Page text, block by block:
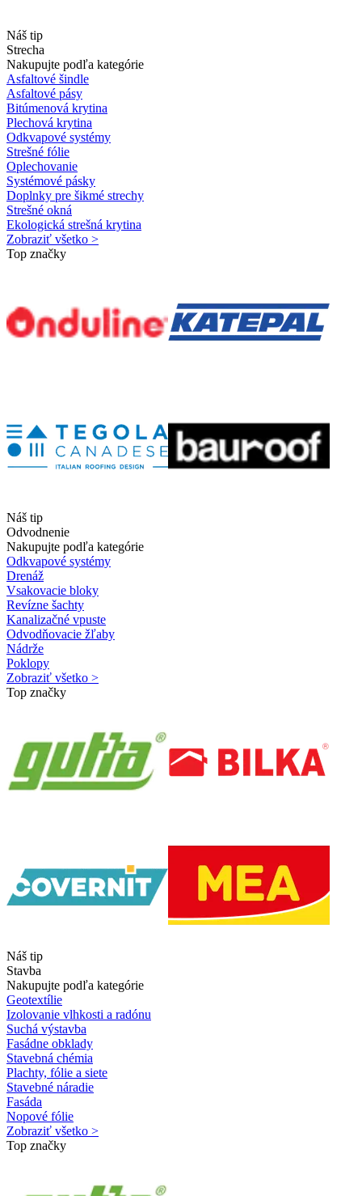
Náš tip
Strecha
Nakupujte podľa kategórie
Asfaltové šindle
Asfaltové pásy
Bitúmenová krytina
Plechová krytina
Odkvapové systémy
Strešné fólie
Oplechovanie
Systémové pásky
Doplnky pre šikmé strechy
Strešné okná
Ekologická strešná krytina
Zobraziť všetko >
Top značky
Náš tip
Odvodnenie
Nakupujte podľa kategórie
Odkvapové systémy
Drenáž
Vsakovacie bloky
Revízne šachty
Kanalizačné vpuste
Odvodňovacie žľaby
Nádrže
Poklopy
Zobraziť všetko >
Top značky
Náš tip
Stavba
Nakupujte podľa kategórie
Geotextílie
Izolovanie vlhkosti a radónu
Suchá výstavba
Fasádne obklady
Stavebná chémia
Plachty, fólie a siete
Stavebné náradie
Fasáda
Nopové fólie
Zobraziť všetko >
Top značky